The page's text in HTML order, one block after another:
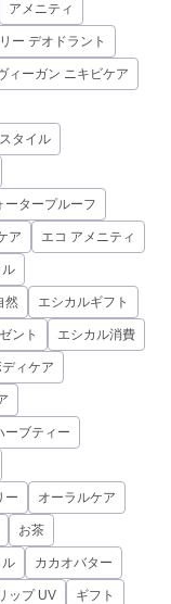
アメニティ
ー デオドラント
ィーガン ニキビケア
タイル
ータープルーフ
ア エコ アメニティ
ル
然 エシカルギフト
ント エシカル消費
ィケア
ーブティー
ー オーラルケア
お茶
ル カカオバター
ップ UV ギフト